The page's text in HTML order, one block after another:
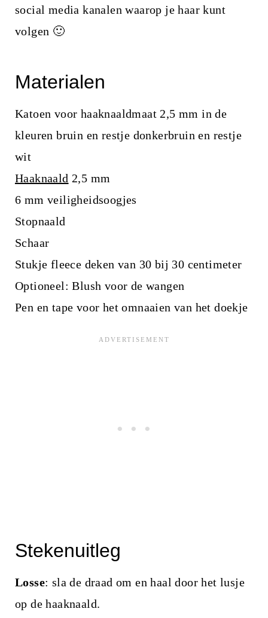
social media kanalen waarop je haar kunt
volgen 🙂
Materialen
Katoen voor haaknaaldmaat 2,5 mm in de
kleuren bruin en restje donkerbruin en restje
wit
Haaknaald 2,5 mm
6 mm veiligheidsoogjes
Stopnaald
Schaar
Stukje fleece deken van 30 bij 30 centimeter
Optioneel: Blush voor de wangen
Pen en tape voor het omnaaien van het doekje
Stekenuitleg
Losse: sla de draad om en haal door het lusje
op de haaknaald.